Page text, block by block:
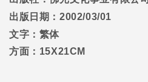
出版日期： 2002/03/01
文字：繁体
方面： 15X21CM